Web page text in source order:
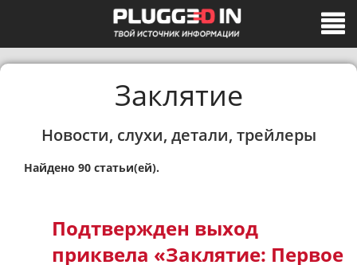
Заклятие
Новости, слухи, детали, трейлеры
Найдено 90 статьи(ей).
Подтвержден выход
приквела «Заклятие: Первое